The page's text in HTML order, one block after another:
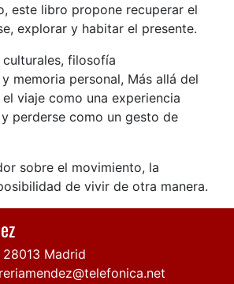
este libro propone recuperar el
explorar y habitar el presente.
filosofía
memoria personal, Más allá del
viaje como una experiencia
perderse como un gesto de
sobre el movimiento, la
de vivir de otra manera.
28013 Madrid